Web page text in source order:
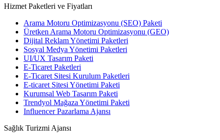
Hizmet Paketleri ve Fiyatları
Arama Motoru Optimizasyonu (SEO) Paketi
Üretken Arama Motoru Optimizasyonu (GEO)
Dijital Reklam Yönetimi Paketleri
Sosyal Medya Yönetimi Paketleri
UI/UX Tasarım Paketi
E-Ticaret Paketleri
E-Ticaret Sitesi Kurulum Paketleri
E-ticaret Sitesi Yönetimi Paketi
Kurumsal Web Tasarım Paketi
Trendyol Mağaza Yönetimi Paketi
Influencer Pazarlama Ajansı
Sağlık Turizmi Ajansı